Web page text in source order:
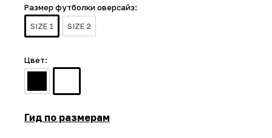
Размер футболки оверсайз:
SIZE 1
SIZE 2
Цвет:
Гид по размерам